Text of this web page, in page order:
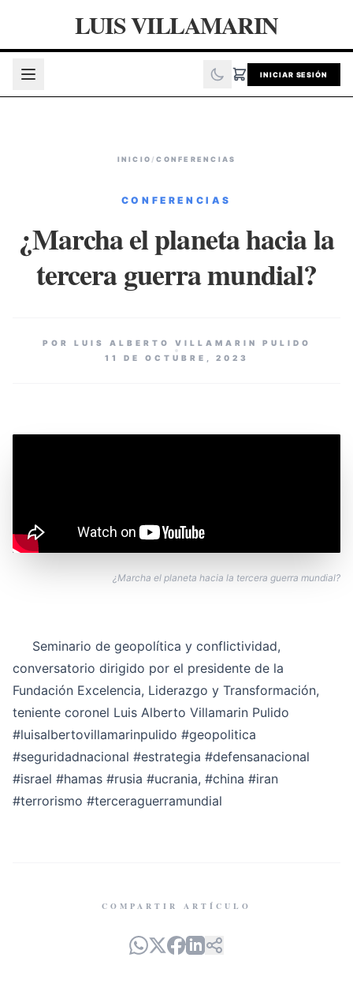
LUIS VILLAMARIN
INICIAR SESIÓN
INICIO /CONFERENCIAS
CONFERENCIAS
¿Marcha el planeta hacia la
tercera guerra mundial?
POR LUIS ALBERTO VILLAMARIN PULIDO
11 DE OCTUBRE, 2023
¿Marcha el planeta hacia la tercera guerra mundial?
Seminario de geopolítica y conflictividad,
conversatorio dirigido por el presidente de la
Fundación Excelencia, Liderazgo y Transformación,
teniente coronel Luis Alberto Villamarin Pulido
#luisalbertovillamarinpulido #geopolitica
#seguridadnacional #estrategia #defensanacional
#israel #hamas #rusia #ucrania, #china #iran
#terrorismo #terceraguerramundial
COMPARTIR ARTÍCULO